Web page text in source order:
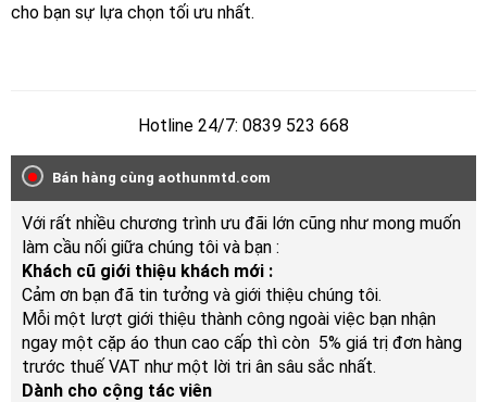
cho bạn sự lựa chọn tối ưu nhất.
Hotline 24/7: 0839 523 668
Bán hàng cùng aothunmtd.com
Với rất nhiều chương trình ưu đãi lớn cũng như mong muốn
làm cầu nối giữa chúng tôi và bạn :
Khách cũ giới thiệu khách mới :
Cảm ơn bạn đã tin tưởng và giới thiệu chúng tôi.
Mỗi một lượt giới thiệu thành công ngoài việc bạn nhận
ngay một cặp áo thun cao cấp thì còn 5% giá trị đơn hàng
trước thuế VAT như một lời tri ân sâu sắc nhất.
Dành cho cộng tác viên